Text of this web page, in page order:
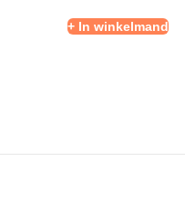
+ In winkelmand